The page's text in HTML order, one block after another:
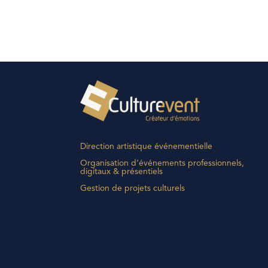
Direction artistique événementielle
Organisation d’événements professionnels,
digitaux & présentiels
Gestion de projets culturels